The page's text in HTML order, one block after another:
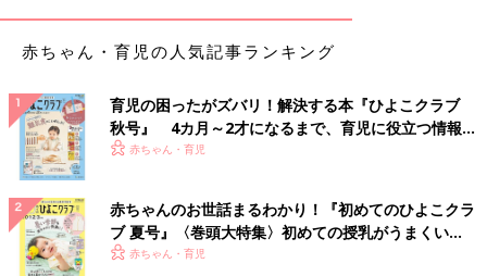
赤ちゃん・育児の人気記事ランキング
育児の困ったがズバリ！解決する本『ひよこクラブ
秋号』 4カ月～2才になるまで、育児に役立つ情報が
いっぱい！
赤ちゃん・育児
赤ちゃんのお世話まるわかり！『初めてのひよこクラ
ブ 夏号』〈巻頭大特集〉初めての授乳がうまくい
く！ おっぱい・ミルクの基本と夏のトラブル 解決テ
赤ちゃん・育児